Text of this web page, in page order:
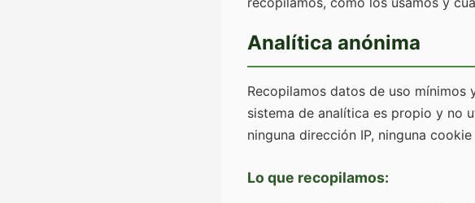
Analítica anónima
Recopilamos datos de uso
sistema de analítica es propio y no
ninguna dirección IP, ninguna
Lo que recopilamos: